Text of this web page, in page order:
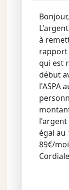
Bonjour,
à
rapport
qui est
début
l'ASPA
l'argent
égal au
89€/